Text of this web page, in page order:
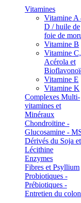
Vitamines
Vitamine A
D / huile de
foie de
Vitamine B
Vitamine C,
Acérola et
Vitamine E
Vitamine K
Complexes Multi-
vitamines et
Minéraux
Chondroïtine -
Glucosamine -
Dérivés du Soja et
Lécithine
Enzymes
Fibres et Psyllium
Probiotiques -
Prébiotiques -
Entretien du colon